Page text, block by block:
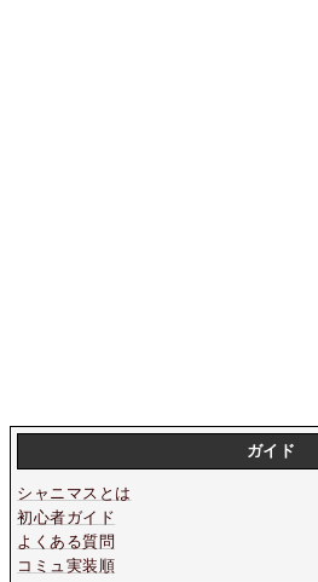
ガイド
シャニマスとは
初心者ガイド
よくある質問
コミュ実装順